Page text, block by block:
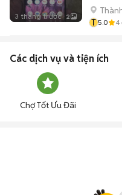
3 tháng trước 2
T 5.0 4
Các dịch vụ và tiện ích
Chợ Tốt Ưu Đãi